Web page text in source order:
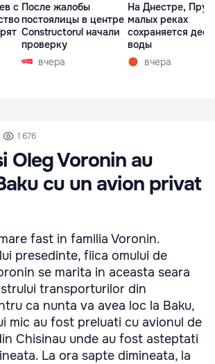
с После жалобы
постоялицы в центре
Constructorul начали
проверку
вчера
На Днестре,
малых реках
сохраняется
воды
вчера
1 676
Oleg Voronin au
cu un avion privat
fast in familia Voronin.
presedinte, fiica omului de
se marita in aceasta seara
transporturilor din
ca nunta va avea loc la Baku,
mic au fost preluati cu avionul de
Chisinau unde au fost asteptati
La ora sapte dimineata, la